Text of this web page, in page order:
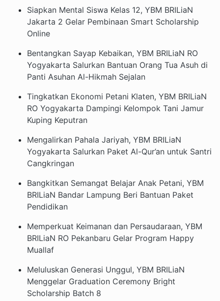
Siapkan Mental Siswa Kelas 12, YBM BRILiaN
Jakarta 2 Gelar Pembinaan Smart Scholarship
Online
Bentangkan Sayap Kebaikan, YBM BRILiaN RO
Yogyakarta Salurkan Bantuan Orang Tua Asuh di
Panti Asuhan Al-Hikmah Sejalan
Tingkatkan Ekonomi Petani Klaten, YBM BRILiaN
RO Yogyakarta Dampingi Kelompok Tani Jamur
Kuping Keputran
Mengalirkan Pahala Jariyah, YBM BRILiaN
Yogyakarta Salurkan Paket Al-Qur’an untuk Santri
Cangkringan
Bangkitkan Semangat Belajar Anak Petani, YBM
BRILiaN Bandar Lampung Beri Bantuan Paket
Pendidikan
Memperkuat Keimanan dan Persaudaraan, YBM
BRILiaN RO Pekanbaru Gelar Program Happy
Muallaf
Meluluskan Generasi Unggul, YBM BRILiaN
Menggelar Graduation Ceremony Bright
Scholarship Batch 8